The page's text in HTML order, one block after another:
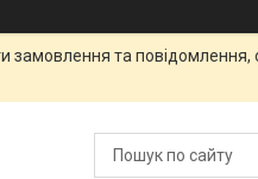
та повідомлення,